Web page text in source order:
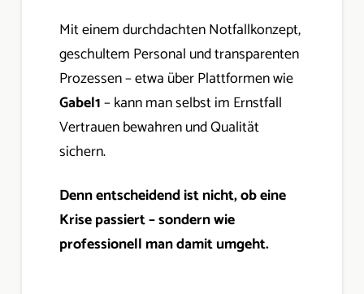
Mit einem durchdachten Notfallkonzept,
geschultem Personal und transparenten
Prozessen – etwa über Plattformen wie
Gabel1– kann man selbst im Ernstfall
Vertrauen bewahren und Qualität
sichern.
Denn entscheidend ist nicht, ob eine
Krise passiert – sondern wie
professionell man damit umgeht.